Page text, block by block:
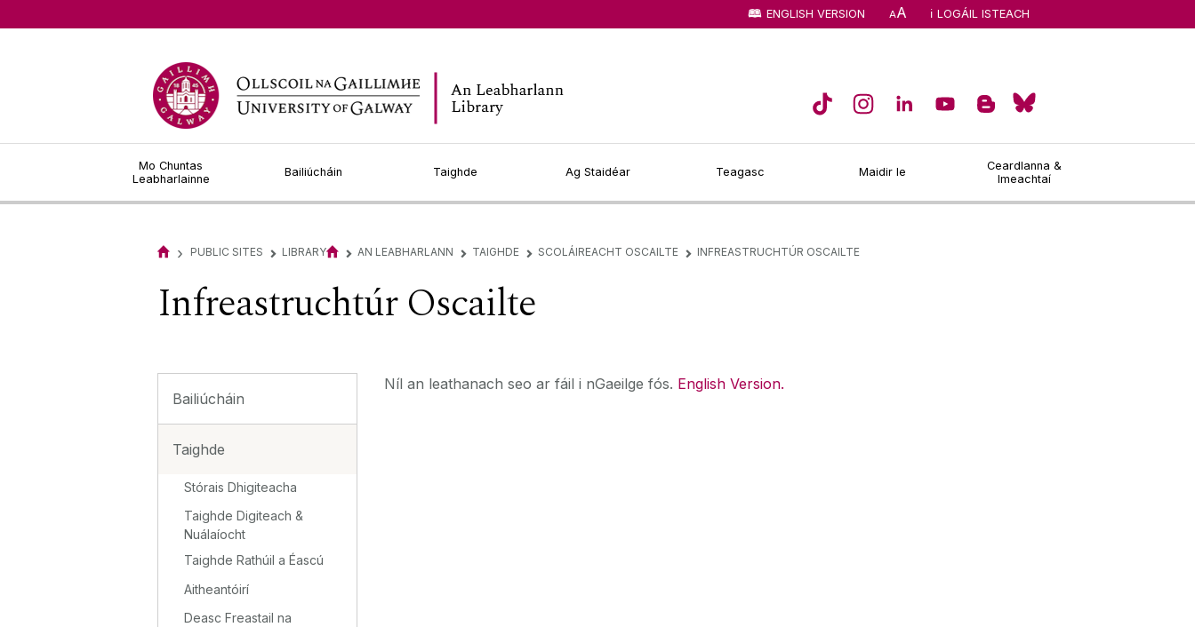
Mo Chuntas
Leabharlainne
Bailiúcháin Taighde Ag Staidéar Teagasc Maidir le
Ceardlanna &
Imeachtaí
ENGLISH VERSION AA LOGÁIL ISTEACH
› PUBLIC SITES ▻ LIBRARY ▻ AN LEABHARLANN ▻ TAIGHDE ▻ SCOLÁIREACHT OSCAILTE ▻ INFREASTRUCHTÚR OSCAILTE
Infreastruchtúr Oscailte
Bailiúcháin
Taighde
Stórais Dhigiteacha
Taighde Digiteach &
Nuálaíocht
Taighde Rathúil a Éascú
Aitheantóirí
Deasc Freastail na
Níl an leathanach seo ar fáil i nGaeilge fós. English Version.